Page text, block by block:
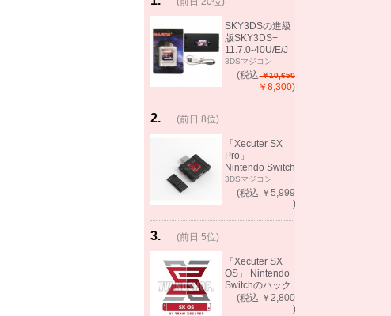
rank
SKY3DSの進級
版SKY3DS+
11.7.0-40U/E/J
で起動可能
(MHX、FEifサポ
3DSマジコン
(税込￥10,650
￥8,300)
2.
rank
(前日 8位)
「Xecuter SX
Pro」
Nintendo Switch
バックアップゲ
ーム起動可能
3DSマジコン
(税込 ￥5,999
)
3.
rank
up!
(前日 5位)
「Xecuter SX
OS」 Nintendo
Switchのハック
ツール バック
(税込 ￥2,800
)